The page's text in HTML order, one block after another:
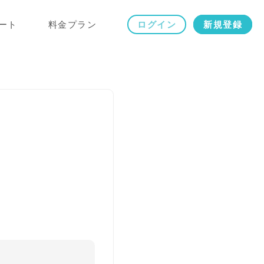
ト 料金プラン ログイン 新規登録